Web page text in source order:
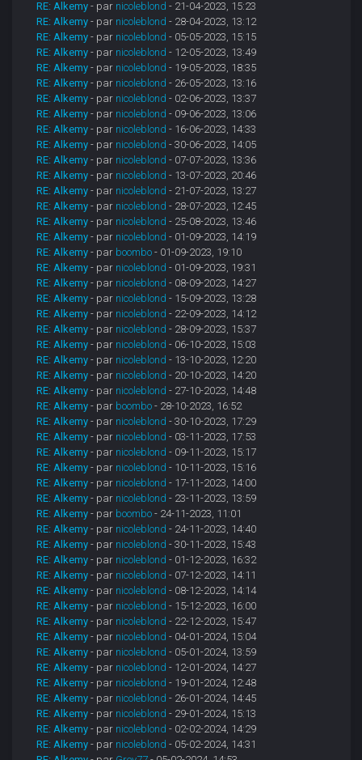
RE: Alkemy - par nicoleblond - 21-04-2023, 15:23
RE: Alkemy - par nicoleblond - 28-04-2023, 13:12
RE: Alkemy - par nicoleblond - 05-05-2023, 15:15
RE: Alkemy - par nicoleblond - 12-05-2023, 13:49
RE: Alkemy - par nicoleblond - 19-05-2023, 18:35
RE: Alkemy - par nicoleblond - 26-05-2023, 13:16
RE: Alkemy - par nicoleblond - 02-06-2023, 13:37
RE: Alkemy - par nicoleblond - 09-06-2023, 13:06
RE: Alkemy - par nicoleblond - 16-06-2023, 14:33
RE: Alkemy - par nicoleblond - 30-06-2023, 14:05
RE: Alkemy - par nicoleblond - 07-07-2023, 13:36
RE: Alkemy - par nicoleblond - 13-07-2023, 20:46
RE: Alkemy - par nicoleblond - 21-07-2023, 13:27
RE: Alkemy - par nicoleblond - 28-07-2023, 12:45
RE: Alkemy - par nicoleblond - 25-08-2023, 13:46
RE: Alkemy - par nicoleblond - 01-09-2023, 14:19
RE: Alkemy - par boombo - 01-09-2023, 19:10
RE: Alkemy - par nicoleblond - 01-09-2023, 19:31
RE: Alkemy - par nicoleblond - 08-09-2023, 14:27
RE: Alkemy - par nicoleblond - 15-09-2023, 13:28
RE: Alkemy - par nicoleblond - 22-09-2023, 14:12
RE: Alkemy - par nicoleblond - 28-09-2023, 15:37
RE: Alkemy - par nicoleblond - 06-10-2023, 15:03
RE: Alkemy - par nicoleblond - 13-10-2023, 12:20
RE: Alkemy - par nicoleblond - 20-10-2023, 14:20
RE: Alkemy - par nicoleblond - 27-10-2023, 14:48
RE: Alkemy - par boombo - 28-10-2023, 16:52
RE: Alkemy - par nicoleblond - 30-10-2023, 17:29
RE: Alkemy - par nicoleblond - 03-11-2023, 17:53
RE: Alkemy - par nicoleblond - 09-11-2023, 15:17
RE: Alkemy - par nicoleblond - 10-11-2023, 15:16
RE: Alkemy - par nicoleblond - 17-11-2023, 14:00
RE: Alkemy - par nicoleblond - 23-11-2023, 13:59
RE: Alkemy - par boombo - 24-11-2023, 11:01
RE: Alkemy - par nicoleblond - 24-11-2023, 14:40
RE: Alkemy - par nicoleblond - 30-11-2023, 15:43
RE: Alkemy - par nicoleblond - 01-12-2023, 16:32
RE: Alkemy - par nicoleblond - 07-12-2023, 14:11
RE: Alkemy - par nicoleblond - 08-12-2023, 14:14
RE: Alkemy - par nicoleblond - 15-12-2023, 16:00
RE: Alkemy - par nicoleblond - 22-12-2023, 15:47
RE: Alkemy - par nicoleblond - 04-01-2024, 15:04
RE: Alkemy - par nicoleblond - 05-01-2024, 13:59
RE: Alkemy - par nicoleblond - 12-01-2024, 14:27
RE: Alkemy - par nicoleblond - 19-01-2024, 12:48
RE: Alkemy - par nicoleblond - 26-01-2024, 14:45
RE: Alkemy - par nicoleblond - 29-01-2024, 15:13
RE: Alkemy - par nicoleblond - 02-02-2024, 14:29
RE: Alkemy - par nicoleblond - 05-02-2024, 14:31